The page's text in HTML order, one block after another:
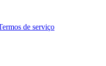
de serviço